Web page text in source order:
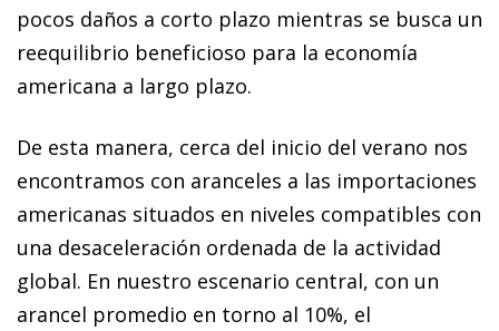
pocos daños a corto plazo mientras se busca un
reequilibrio beneficioso para la economía
americana a largo plazo.
De esta manera, cerca del inicio del verano nos
encontramos con aranceles a las importaciones
americanas situados en niveles compatibles con
una desaceleración ordenada de la actividad
global. En nuestro escenario central, con un
arancel promedio en torno al 10%, el